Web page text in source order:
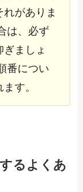
がありま
は、必ず
ましょ
番につい
す。
るよくあ